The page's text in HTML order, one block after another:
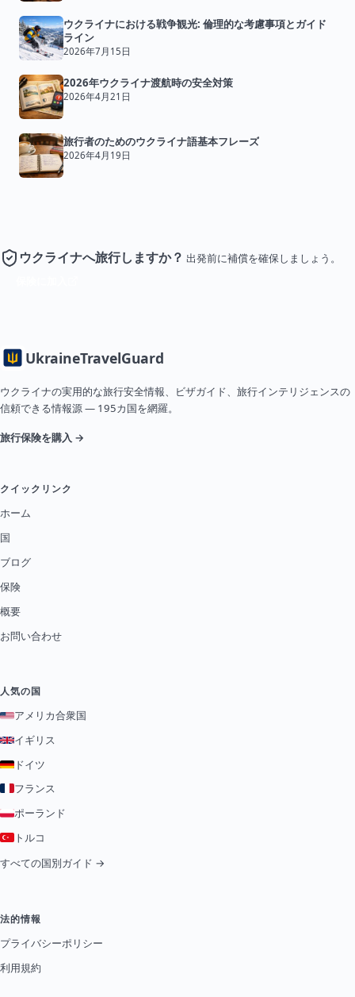
ウクライナにおける戦争観光: 倫理的な考慮事項とガイド
ライン
2026年7月15日
2026年ウクライナ渡航時の安全対策
2026年4月21日
旅行者のためのウクライナ語基本フレーズ
2026年4月19日
ウクライナへ旅行しますか？ 出発前に補償を確保しましょう。
UkraineTravelGuard
ウクライナの実用的な旅行安全情報、ビザガイド、旅行インテリジェンスの
信頼できる情報源 — 195カ国を網羅。
旅行保険を購入 →
クイックリンク
ホーム
国
ブログ
保険
概要
お問い合わせ
人気の国
アメリカ合衆国
イギリス
ドイツ
フランス
ポーランド
トルコ
すべての国別ガイド →
法的情報
プライバシーポリシー
利用規約